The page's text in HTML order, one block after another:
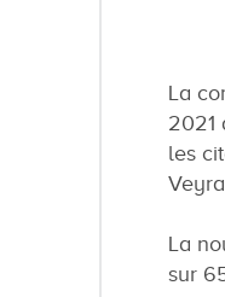
La
2021
les
La
sur